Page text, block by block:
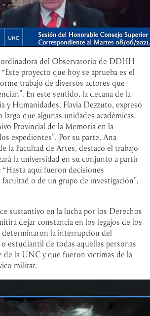
del Observatorio de DDHH
proyecto que hoy se aprueba es el
trabajo de diversos actores que
En este sentido, la decana de la
y Humanidades, Flavia Dezzuto, expresó
largo que algunas unidades académicas
Provincial de la Memoria en la
expedientes”. Por su parte, Ana
la Facultad de Artes, destacó el trabajo
la universidad en su conjunto a partir
“Hasta aquí fueron decisiones
o de un grupo de investigación”,
sustantivo en la lucha por los Derechos
dejar constancia en los legajos de los
determinaron la interrupción del
estudiantil de todas aquellas personas
de la UNC y que fueron víctimas de la
militar.